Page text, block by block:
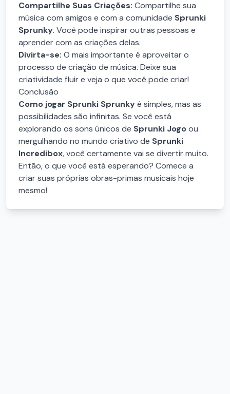
Compartilhe Suas Criações: Compartilhe sua
música com amigos e com a comunidade Sprunki
Sprunky. Você pode inspirar outras pessoas e
aprender com as criações delas.
Divirta-se: O mais importante é aproveitar o
processo de criação de música. Deixe sua
criatividade fluir e veja o que você pode criar!
Conclusão
Como jogar Sprunki Sprunkyé simples, mas as
possibilidades são infinitas. Se você está
explorando os sons únicos de Sprunki Jogoou
mergulhando no mundo criativo de Sprunki
Incredibox, você certamente vai se divertir muito.
Então, o que você está esperando? Comece a
criar suas próprias obras-primas musicais hoje
mesmo!